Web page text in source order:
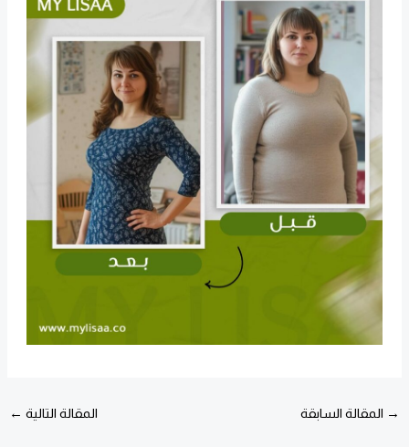
→ المقالة السابقة المقالة التالية ←